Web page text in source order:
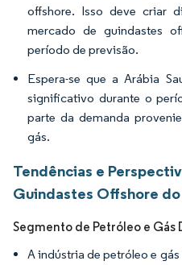
offshore. Isso deve criar
mercado de guindastes
período de previsão.
Espera-se que a Arábia
significativo durante o
parte da demanda
gás.
Tendências e
Guindastes Offshore
Segmento de Petróleo e Gás
A indústria de petróleo e